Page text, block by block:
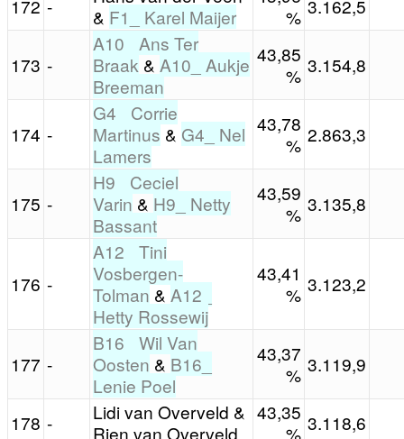
172 -
& F1_ Karel Maijer
% 3.162,5
173 -
A10_ Ans Ter
Braak & A10_ Aukje
Breeman
43,85
% 3.154,8
174 -
G4_ Corrie
Martinus & G4_ Nel
Lamers
43,78
% 2.863,3
175 -
H9_ Ceciel
Varin & H9_ Netty
Bassant
43,59
% 3.135,8
176 -
A12_ Tini
Vosbergen-
Tolman & A12_
Hetty Rossewij
43,41
% 3.123,2
177 -
B16_ Wil Van
Oosten & B16_
Lenie Poel
43,37
% 3.119,9
178 -
Lidi van Overveld &
Rien van Overveld
43,35
% 3.118,6